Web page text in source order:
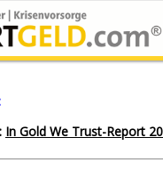
In Gold We Trust-Report